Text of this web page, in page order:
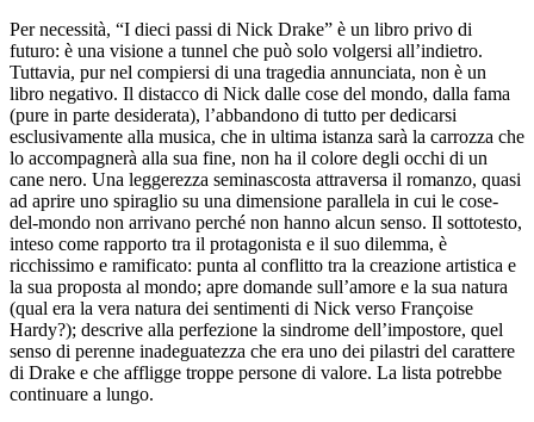
Per necessità, “I dieci passi di Nick Drake” è un libro privo di
futuro: è una visione a tunnel che può solo volgersi all’indietro.
Tuttavia, pur nel compiersi di una tragedia annunciata, non è un
libro negativo. Il distacco di Nick dalle cose del mondo, dalla fama
(pure in parte desiderata), l’abbandono di tutto per dedicarsi
esclusivamente alla musica, che in ultima istanza sarà la carrozza che
lo accompagnerà alla sua fine, non ha il colore degli occhi di un
cane nero. Una leggerezza seminascosta attraversa il romanzo, quasi
ad aprire uno spiraglio su una dimensione parallela in cui le cose-
del-mondo non arrivano perché non hanno alcun senso. Il sottotesto,
inteso come rapporto tra il protagonista e il suo dilemma, è
ricchissimo e ramificato: punta al conflitto tra la creazione artistica e
la sua proposta al mondo; apre domande sull’amore e la sua natura
(qual era la vera natura dei sentimenti di Nick verso Françoise
Hardy?); descrive alla perfezione la sindrome dell’impostore, quel
senso di perenne inadeguatezza che era uno dei pilastri del carattere
di Drake e che affligge troppe persone di valore. La lista potrebbe
continuare a lungo.